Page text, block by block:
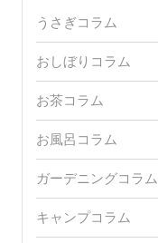
うさぎコラム
おしぼりコラム
お茶コラム
お風呂コラム
ガーデニングコラム
キャンプコラム